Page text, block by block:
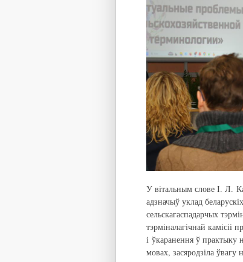
У вітальным слове І. Л.
адзначыў уклад
сельскагаспадарчых
тэрміналагічнай камісіі
і ўкаранення ў практыку
мовах, засяродзіла